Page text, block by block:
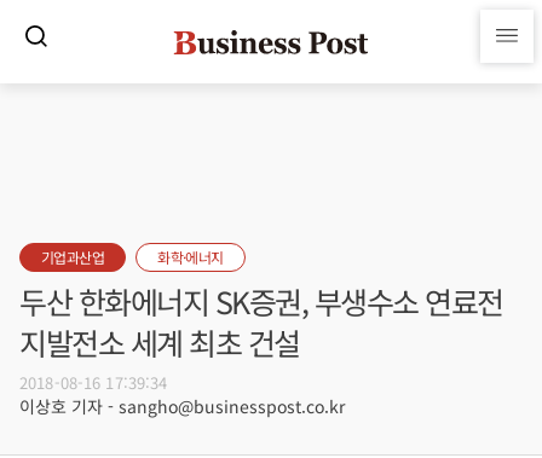
기업과산업 화학·에너지
두산 한화에너지 SK증권, 부생수소 연료전
지발전소 세계 최초 건설
2018-08-16 17:39:34
이상호 기자 - sangho@businesspost.co.kr